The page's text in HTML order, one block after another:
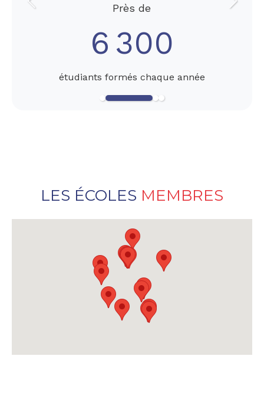
Près de
6 300
étudiants formés chaque année
Slide précédent Slide
LES ÉCOLES MEMBRES